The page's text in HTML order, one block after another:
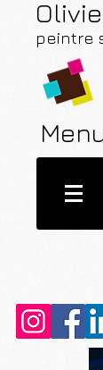
peintre